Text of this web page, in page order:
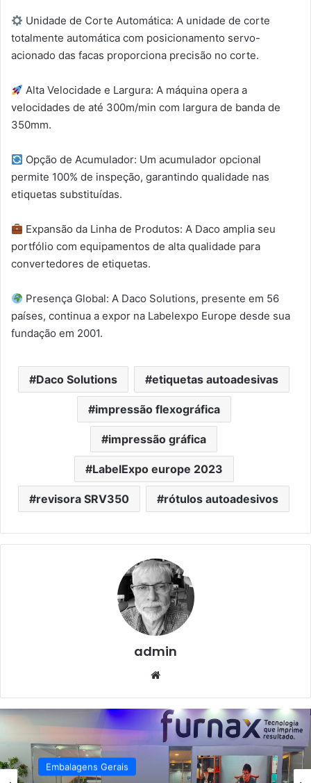
Unidade de Corte Automática: A unidade de corte
totalmente automática com posicionamento servo-
acionado das facas proporciona precisão no corte.
Alta Velocidade e Largura: A máquina opera a
velocidades de até 300m/min com largura de banda de
350mm.
Opção de Acumulador: Um acumulador opcional
permite 100% de inspeção, garantindo qualidade nas
etiquetas substituídas.
Expansão da Linha de Produtos: A Daco amplia seu
portfólio com equipamentos de alta qualidade para
convertedores de etiquetas.
Presença Global: A Daco Solutions, presente em 56
países, continua a expor na Labelexpo Europe desde sua
fundação em 2001.
Daco Solutions etiquetas autoadesivas
impressão flexográfica
impressão gráfica
LabelExpo europe 2023
revisora SRV350 rótulos autoadesivos
admin
Embalagens Gerais